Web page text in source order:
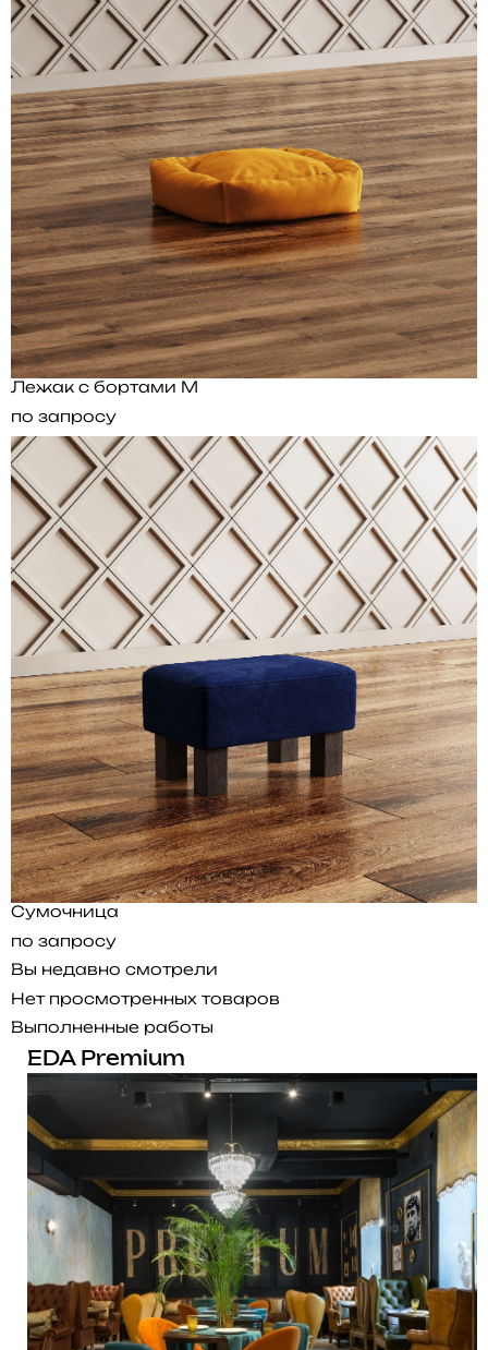
Лежак с бортами M
по запросу
Сумочница
по запросу
Вы недавно смотрели
Нет просмотренных товаров
Выполненные работы
EDA Premium